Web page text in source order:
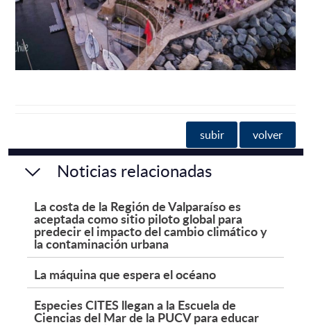
subir volver
Noticias relacionadas
La costa de la Región de Valparaíso es
aceptada como sitio piloto global para
predecir el impacto del cambio climático y
la contaminación urbana
La máquina que espera el océano
Especies CITES llegan a la Escuela de
Ciencias del Mar de la PUCV para educar